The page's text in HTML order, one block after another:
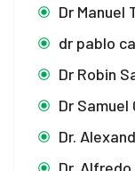
panel
panel
panel
Dr Manuel
dr pablo
Dr Robin
Dr Samuel
Dr.